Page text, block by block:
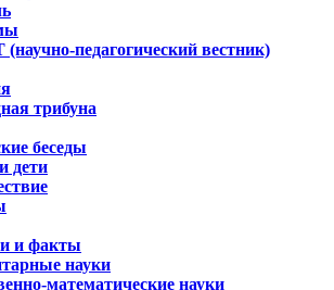
педагогический вестник)
трибуна
беседы
дети
и факты
науки
математические науки